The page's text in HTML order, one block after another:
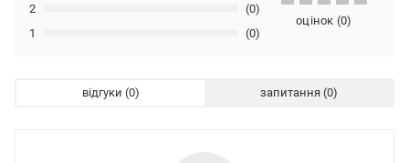
1 (0)
2 (0)
оцінок (0)
відгуки запитання